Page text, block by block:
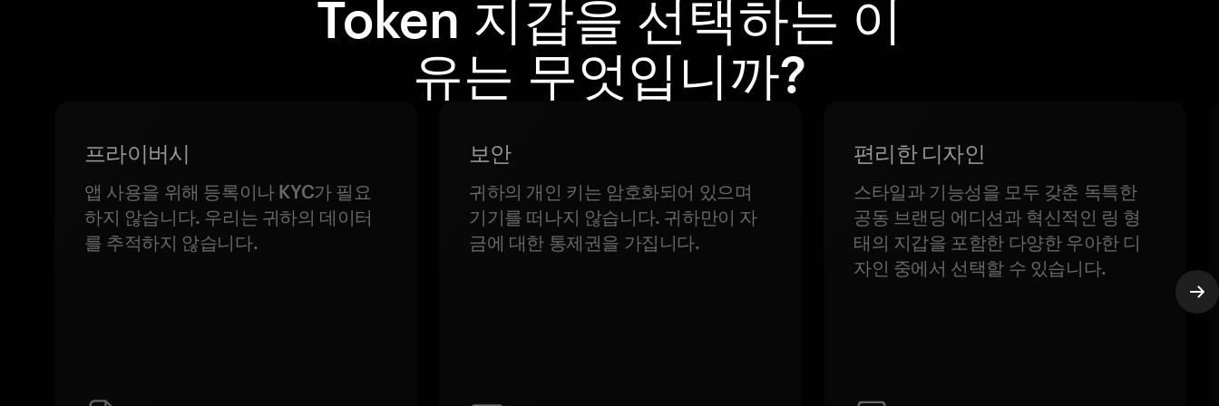
Token 지갑을 선택하는 이
유는 무엇입니까?
프라이버시
앱 사용을 위해 등록이나 KYC가 필요
하지 않습니다. 우리는 귀하의 데이터
를 추적하지 않습니다.
보안
귀하의 개인 키는 암호화되어 있으며
기기를 떠나지 않습니다. 귀하만이 자
금에 대한 통제권을 가집니다.
편리한 디자인
스타일과 기능성을 모두 갖춘 독특한
공동 브랜딩 에디션과 혁신적인 링 형
태의 지갑을 포함한 다양한 우아한 디
자인 중에서 선택할 수 있습니다.